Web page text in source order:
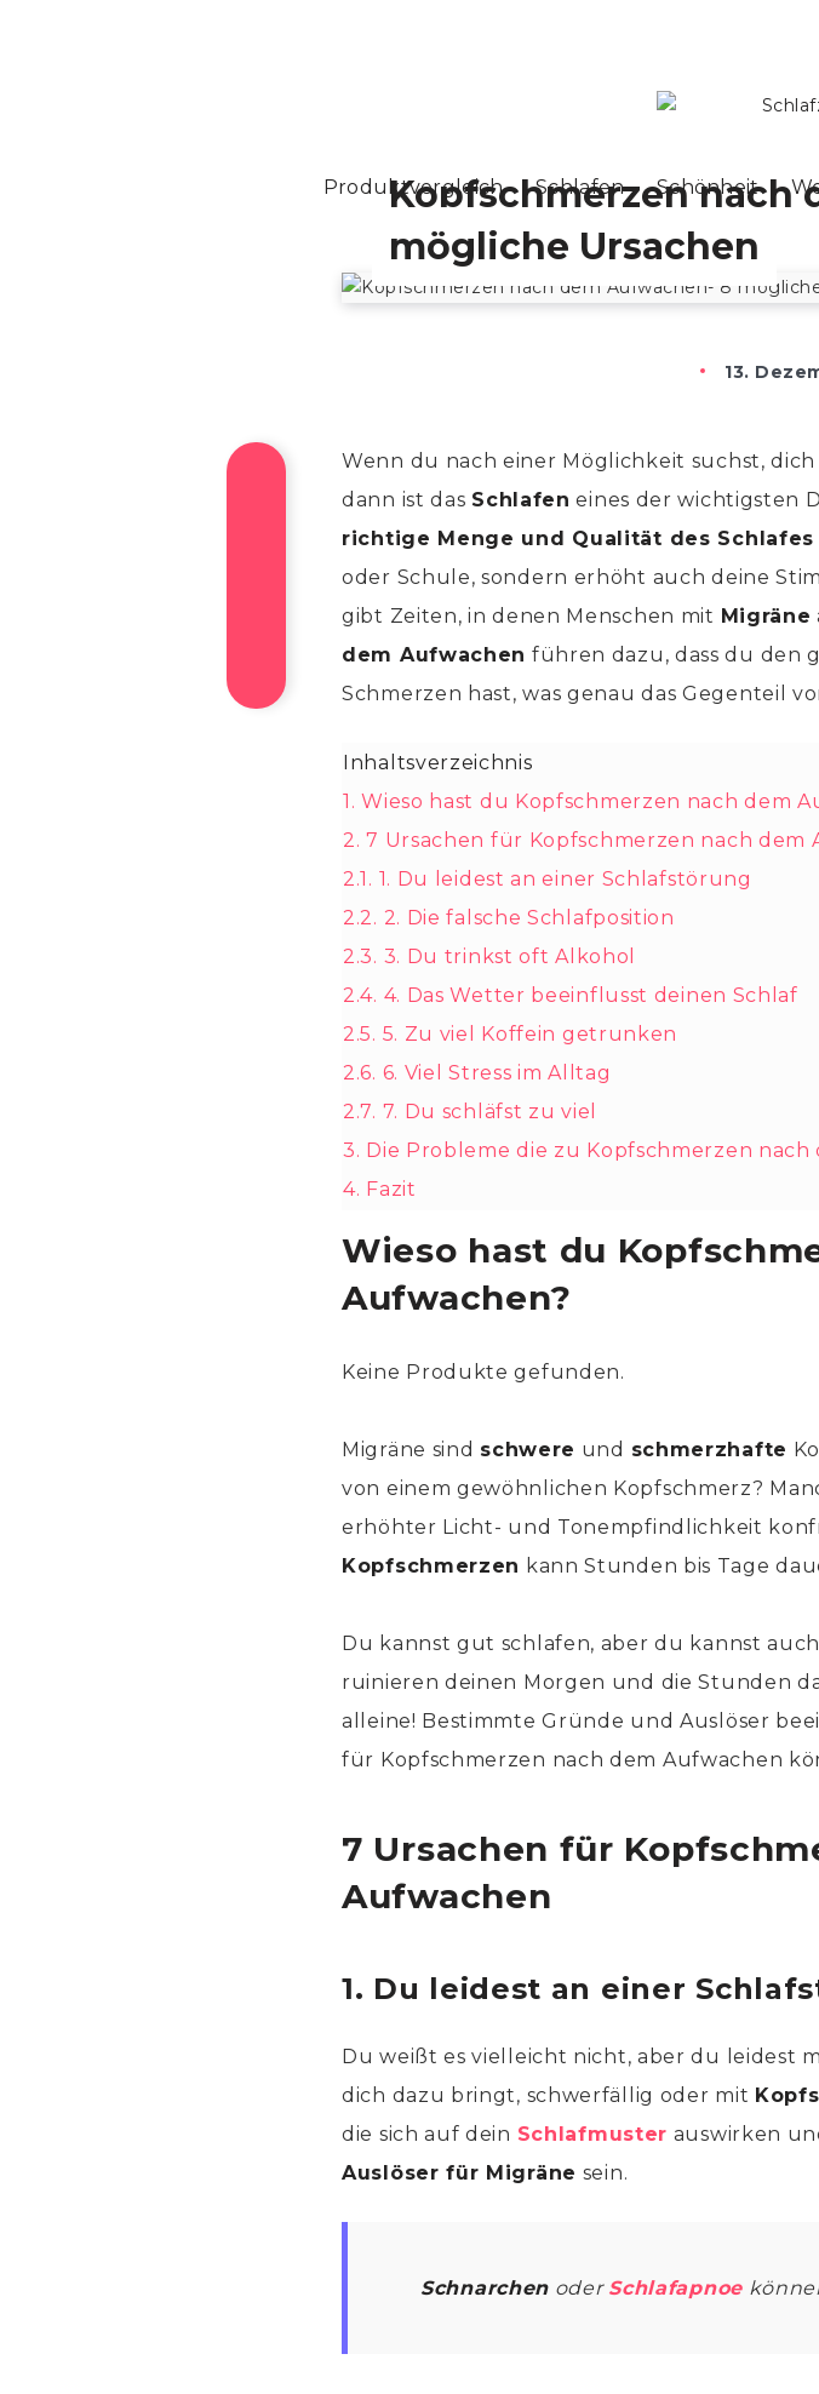
Produktvergleich Schlafen Schönheit
Kopfschmerzen nach
mögliche Ursachen
13.
Wenn du nach einer Möglichkeit suchst,
dann ist das Schlafen eines der wichtigsten
richtige Menge und Qualität des Schlafes
oder Schule, sondern erhöht auch deine
gibt Zeiten, in denen Menschen mit Migräne
dem Aufwachen führen dazu, dass du den
Schmerzen hast, was genau das Gegenteil
Inhaltsverzeichnis
1. Wieso hast du Kopfschmerzen nach dem
2. 7 Ursachen für Kopfschmerzen nach dem
2.1. 1. Du leidest an einer Schlafstörung
2.2. 2. Die falsche Schlafposition
2.3. 3. Du trinkst oft Alkohol
2.4. 4. Das Wetter beeinflusst deinen Schlaf
2.5. 5. Zu viel Koffein getrunken
2.6. 6. Viel Stress im Alltag
2.7. 7. Du schläfst zu viel
3. Die Probleme die zu Kopfschmerzen
4. Fazit
Wieso hast du
Aufwachen?
Keine Produkte gefunden.
Migräne sind schwere und schmerzhafte
von einem gewöhnlichen Kopfschmerz?
erhöhter Licht- und Tonempfindlichkeit
Kopfschmerzen kann Stunden bis Tage
Du kannst gut schlafen, aber du kannst
ruinieren deinen Morgen und die Stunden
alleine! Bestimmte Gründe und Auslöser
für Kopfschmerzen nach dem Aufwachen
7 Ursachen für
Aufwachen
1. Du leidest an einer
Du weißt es vielleicht nicht, aber du leidest
dich dazu bringt, schwerfällig oder mit
die sich auf dein Schlafmuster auswirken
Auslöser für Migräne sein.
Schnarchen oder Schlafapnoe